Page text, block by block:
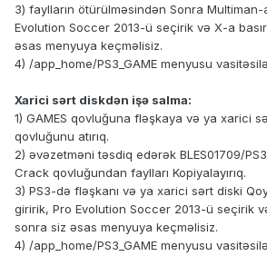
3) faylların ötürülməsindən Sonra
Evolution Soccer 2013-ü seçirik və X-a
əsas menyuya keçməlisiz.
4) /app_home/PS3_GAME menyusu
Xarici sərt diskdən işə salma:
1) GAMES qovluğuna fləşkaya və ya xarici
qovluğunu atırıq.
2) əvəzetməni təsdiq edərək BLES01709/
Crack qovluğundan faylları Kopiyalayırıq.
3) PS3-də fləşkanı və ya xarici sərt diski
giririk, Pro Evolution Soccer 2013-ü seçirik
sonra siz əsas menyuya keçməlisiz.
4) /app_home/PS3_GAME menyusu